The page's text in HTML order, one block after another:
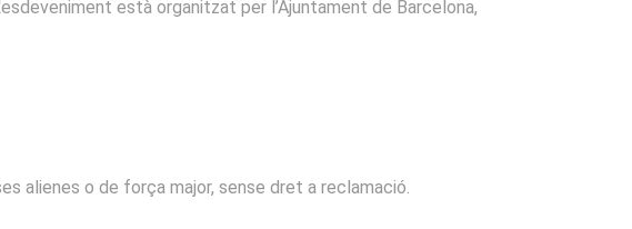
està organitzat per l’Ajuntament de Barcelona,
alienes o de força major, sense dret a reclamació.